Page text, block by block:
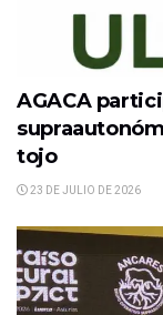
AGACA
tojo
23 DE JULIO DE 2026